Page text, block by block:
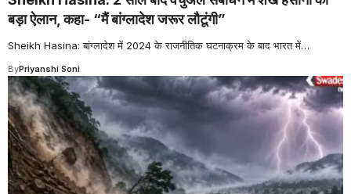
बड़ा ऐलान, कहा- “मैं बांग्लादेश जरूर लौटूंगी”
Sheikh Hasina: बांग्लादेश में 2024 के राजनीतिक घटनाक्रम के बाद भारत में…
ByPriyanshi Soni